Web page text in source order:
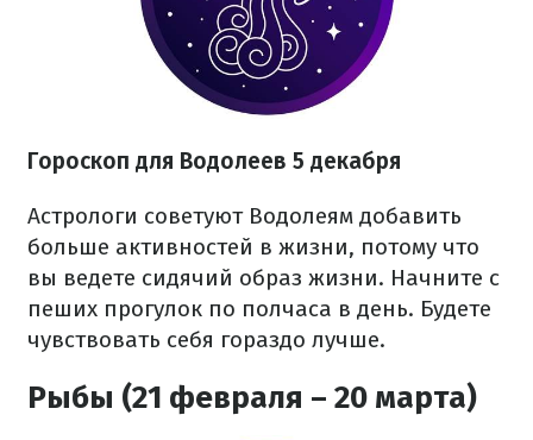
Гороскоп для Водолеев 5 декабря
Астрологи советуют Водолеям добавить
больше активностей в жизни, потому что
вы ведете сидячий образ жизни. Начните с
пеших прогулок по полчаса в день. Будете
чувствовать себя гораздо лучше.
Рыбы (21 февраля – 20 марта)